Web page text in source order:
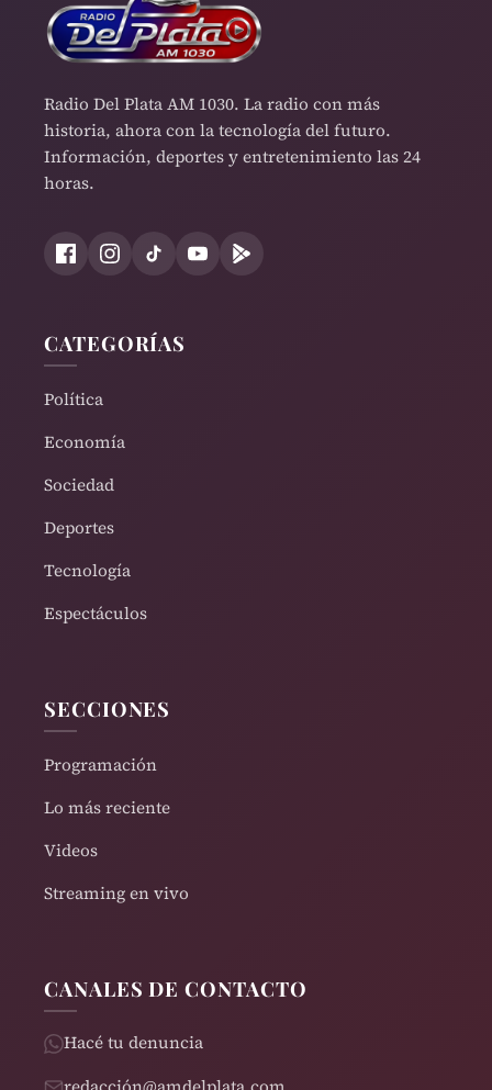
Radio Del Plata AM 1030. La radio con más
historia, ahora con la tecnología del futuro.
Información, deportes y entretenimiento las 24
horas.
CATEGORÍAS
Política
Economía
Sociedad
Deportes
Tecnología
Espectáculos
SECCIONES
Programación
Lo más reciente
Videos
Streaming en vivo
CANALES DE CONTACTO
Hacé tu denuncia